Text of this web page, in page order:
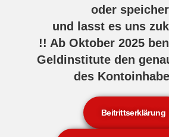
oder
und lasst es uns
!! Ab Oktober 2025
Geldinstitute den
des
Beitrittserklärung